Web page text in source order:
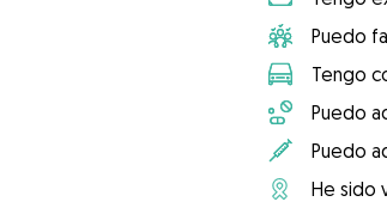
Puedo
Tengo
Puedo
Puedo
He sido